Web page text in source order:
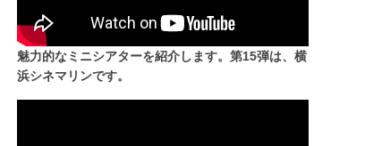
魅力的なミニシアターを紹介します。第15弾は、横
浜シネマリンです。